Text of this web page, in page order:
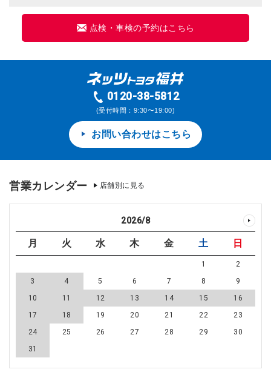
点検・車検の予約はこちら
0120-38-5812
(受付時間：9:30〜19:00)
お問い合わせはこちら
営業カレンダー 店舗別に見る
2026/8
月 火 水 木 金 土 日
1
2
3
4 5 6 7 8
9
10
11 12 13 14 15
16
17
18 19 20 21 22
23
24
25 26 27 28 29
30
31